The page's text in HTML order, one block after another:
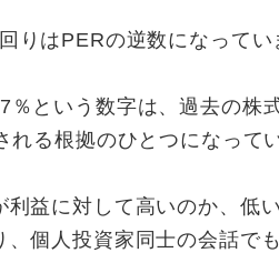
りはPERの逆数になってい
という数字は、過去の株
れる根拠のひとつになって
益に対して高いのか、低
個人投資家同士の会話で